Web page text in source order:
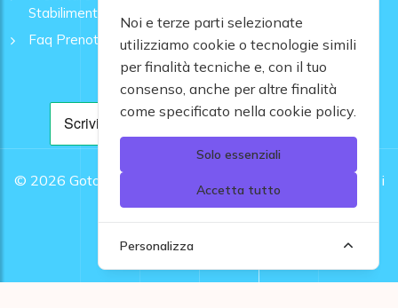
Stabilimenti - GoToMare
Faq Prenotazione Spiagge
© 2026 Gotomare srl - Partita IVA 12948810960 .
Tutti i
diritti riservati.
Noi e terze parti selezionate
utilizziamo cookie o tecnologie simili
per finalità tecniche e, con il tuo
consenso, anche per altre finalità
come specificato nella cookie policy.
Solo essenziali
Accetta tutto
Personalizza